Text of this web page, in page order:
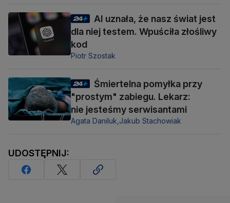
AI uznała, że nasz świat jest
dla niej testem. Wpuściła złośliwy
kod
Piotr Szostak
Śmiertelna pomyłka przy
"prostym" zabiegu. Lekarz:
nie jesteśmy serwisantami
Agata Daniluk, Jakub Stachowiak
UDOSTĘPNIJ: